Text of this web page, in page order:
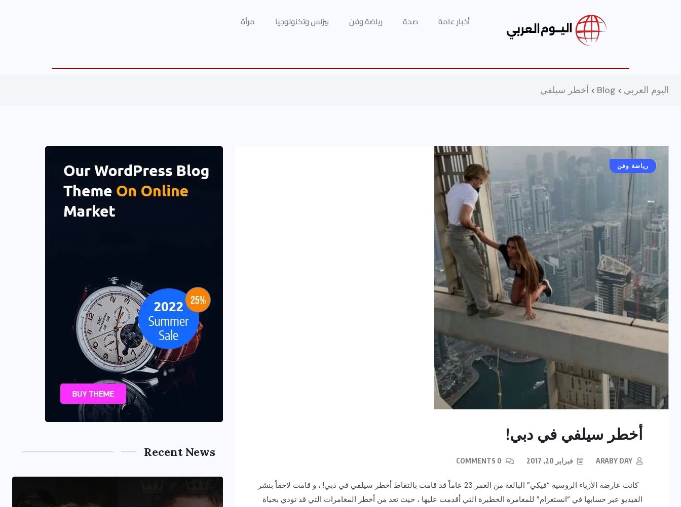
أخبار عامة صحة رياضة وفن بيزنس وتكنولوجيا مرأة
اليوم العربي >
Blog
> أخطر سيلفي
أخبار عامة
رياضة وفن
أخطر سيلفي في دبي!
ARABY DAY فبراير 20, 2017
كانت عارضة الأزياء الروسية “فيكي” البالغة من العمر 23 عاماً قد قامت بالتقاط أخطر سيلفي في دبي! ، و قامت لاحقاً بنشر
الفيديو عبر حسابها في “انستغرام” للمغامرة الخطيرة التي أقدمت عليها ، حيث تعد من أخطر المغامرات التي قد تودي بحياة
Recent News